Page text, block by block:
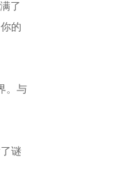
了
的
。与
谜